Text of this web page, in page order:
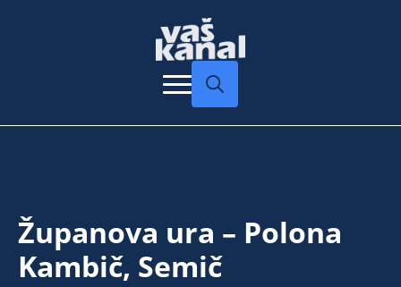
Županova ura – Polona
Kambič, Semič